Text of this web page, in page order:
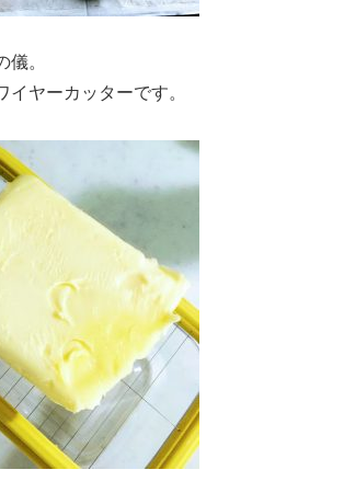
儀。
イヤーカッターです。